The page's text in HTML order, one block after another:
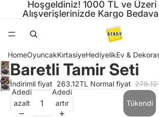
Hoşgeldiniz! 1000 TL ve Üzeri
Alışverişlerinizde Kargo
HomeOyuncakKırtasiyeHediyelikEv &
Görseli
tam
ekranda
Baretli Tamir Seti
İndirimli fiyat 263.12TL Normal fiyat
Adedi
azalt
Adedi
artır
Tükendi
Gizlilik politikası
Hizmet şartları
Para iade politikası